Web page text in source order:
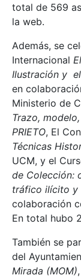
total de 569
la web.
Además, se
Internacional
Ilustración y
en
Ministerio de
Trazo,
PRIETO, El
Técnicas
UCM, y el
de Colección:
tráfico ilícito y
colaboración
En total hubo
También se
del
Mirada (MOM)